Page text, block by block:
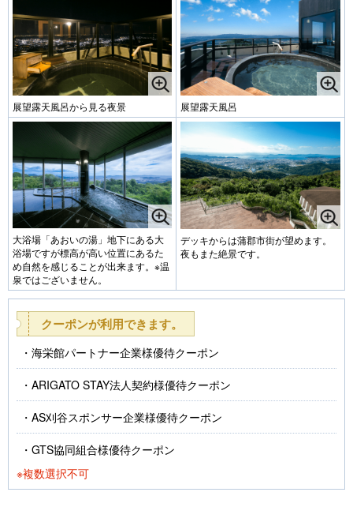
展望露天風呂から見る夜景 展望露天風呂
大浴場「あおいの湯」地下にある大
浴場ですが標高が高い位置にあるた
め自然を感じることが出来ます。※温
泉ではございません。
デッキからは蒲郡市街が望めます。
夜もまた絶景です。
クーポンが利用できます。
海栄館パートナー企業様優待クーポン
ARIGATO STAY法人契約様優待クーポン
AS刈谷スポンサー企業様優待クーポン
GTS協同組合様優待クーポン
※複数選択不可